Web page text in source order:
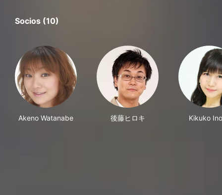
Socios (10)
Akeno Watanabe 後藤ヒロキ Kikuko